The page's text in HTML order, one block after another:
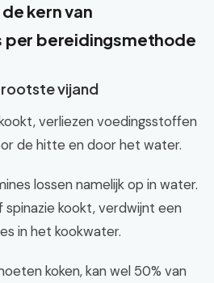
kern van
per bereidingsmethode
vijand
verliezen voedingsstoffen
de hitte en door het water.
lossen namelijk op in water.
spinazie kookt, verdwijnt een
in het kookwater.
koken, kan wel 50% van